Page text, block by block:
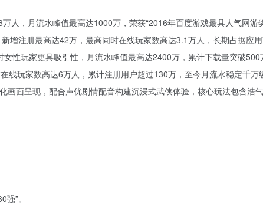
人，月流水峰值最高达1000万，荣获“2016年百度游戏最具人气网游奖
增注册最高达42万，最高同时在线玩家数高达3.1万人，长期占据应用
性玩家更具吸引性，月流水峰值最高达2400万，累计下载量突破500
线玩家数高达6万人，累计注册用户超过130万，至今月流水稳定千万
画面呈现，配合声优剧情配音构建沉浸式武侠体验，核心玩法包含浩
”。